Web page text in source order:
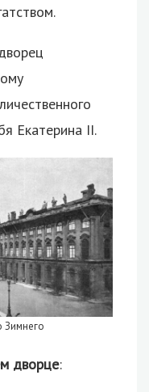
Екатерина II.
Зимнего
дворце: